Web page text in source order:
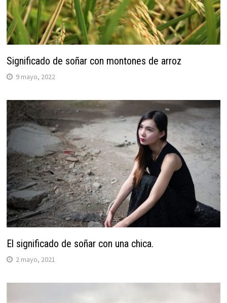
Significado de soñar con montones de arroz
9 mayo, 2022
El significado de soñar con una chica.
2 mayo, 2021